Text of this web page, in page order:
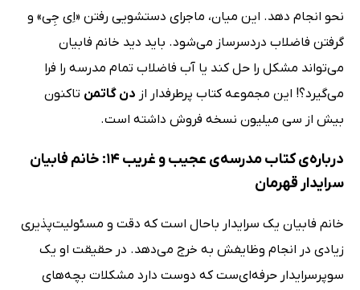
نحو انجام دهد. این میان، ماجرای دستشویی رفتن «اِی جِی» و
گرفتن فاضلاب دردسرساز می‌شود. باید دید خانم فابیان
می‌تواند مشکل را حل کند یا آب فاضلاب تمام مدرسه را فرا
می‌گیرد؟! این مجموعه کتاب پرطرفدار از دن گاتمن تاکنون
بیش از سی میلیون نسخه فروش داشته است.
درباره‌ی کتاب مدرسه‌ی عجیب و غریب 14: خانم فابیان
سرایدار قهرمان
خانم فابیان یک سرایدار باحال است که دقت و مسئولیت‌پذیری
زیادی در انجام وظایفش به خرج می‌دهد. در حقیقت او یک
سوپرسرایدار حرفه‌ای‌ست که دوست دارد مشکلات بچه‌های